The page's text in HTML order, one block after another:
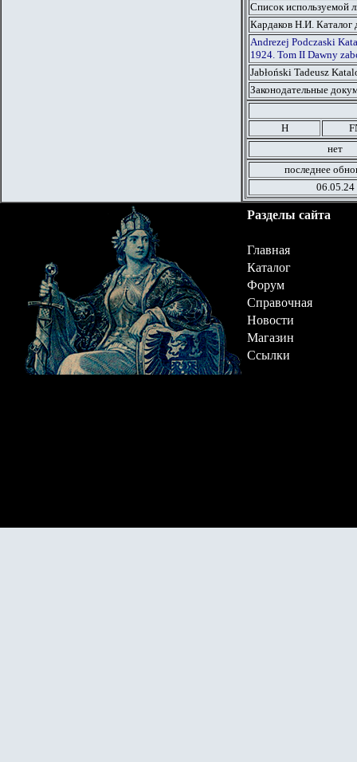
Список используемой
Кардаков Н.И. Каталог
Andrezej Podczaski
1924. Tom II Dawny
Jabłoński Tadeusz
Законодательные
Н
нет
последнее
06.05.24
Разделы сайта
Главная
Каталог
Форум
Справочная
Новости
Магазин
Ссылки